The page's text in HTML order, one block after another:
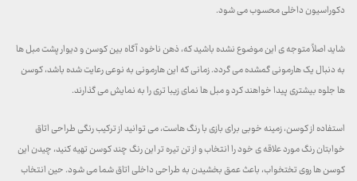
دکوراسیون داخلی محسوب می شود.
شاید اصلاً متوجه ی این موضوع نشده باشید که، ذهن ناخود آگاه بین کوسن و دیوار پشت مبل ها
به دنبال یک هارمونی گمشده می گردد. زمانی که این هارمونی به نوعی رعایت شده باشد، کوسن
ها جلوه بیشتری پیدا خواهند کرد و مبل ها نمای زیبا تری را به نمایش می گذارند.
استفاده از کوسن، زمینه خوبی برای بازی با رنگ هاست، می توانید از ترکیب رنگی طراحی اتاق
خوابتان رنگ مورد علاقه ی خود را انتخاب و از تن تیره تر این رنگ چند کوسن تهیه کنید، چیدن این
کوسن ها روی تختخواب، باعث عمق بخشیدن به طراحی داخلی اتاق شما می شود. حین انتخاب